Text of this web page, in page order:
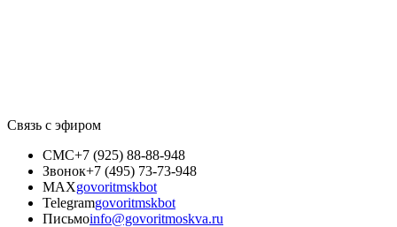
Связь с эфиром
СМС+7 (925) 88-88-948
Звонок+7 (495) 73-73-948
MAXgovoritmskbot
Telegramgovoritmskbot
Письмоinfo@govoritmoskva.ru